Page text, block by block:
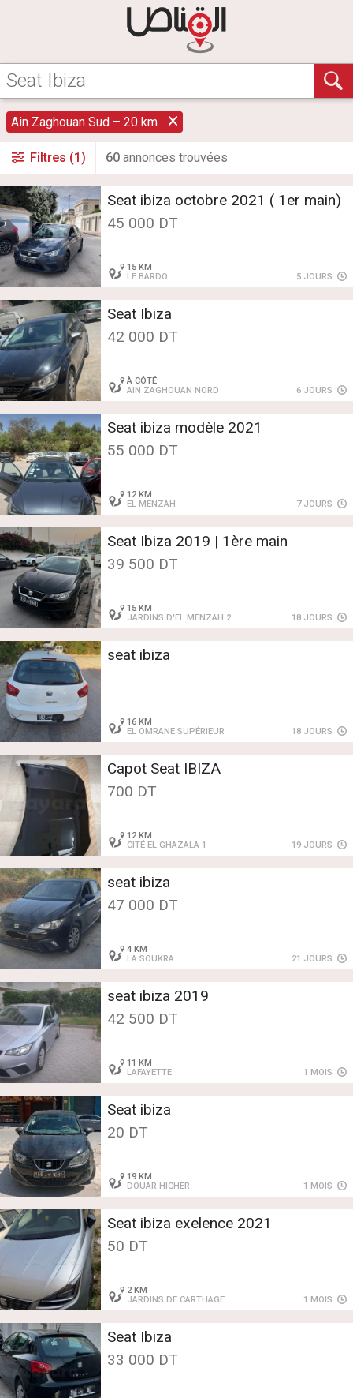
Ain Zaghouan Sud – 20 km
Filtres (1) 60 annonces trouvées
Seat ibiza octobre 2021 ( 1er main)
45 000 DT
15 KM
LE BARDO
5 JOURS
Seat Ibiza
42 000 DT
À CÔTÉ
AIN ZAGHOUAN NORD
6 JOURS
Seat ibiza modèle 2021
55 000 DT
12 KM
EL MENZAH
7 JOURS
Seat Ibiza 2019 | 1ère main
39 500 DT
15 KM
JARDINS D'EL MENZAH 2
18 JOURS
seat ibiza
16 KM
EL OMRANE SUPÉRIEUR
18 JOURS
Capot Seat IBIZA
700 DT
12 KM
CITÉ EL GHAZALA 1
19 JOURS
seat ibiza
47 000 DT
4 KM
LA SOUKRA
21 JOURS
seat ibiza 2019
42 500 DT
11 KM
LAFAYETTE
1 MOIS
Seat ibiza
20 DT
19 KM
DOUAR HICHER
1 MOIS
Seat ibiza exelence 2021
50 DT
2 KM
JARDINS DE CARTHAGE
1 MOIS
Seat Ibiza
33 000 DT